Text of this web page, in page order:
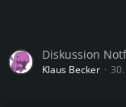
Diskussion
Klaus Becker